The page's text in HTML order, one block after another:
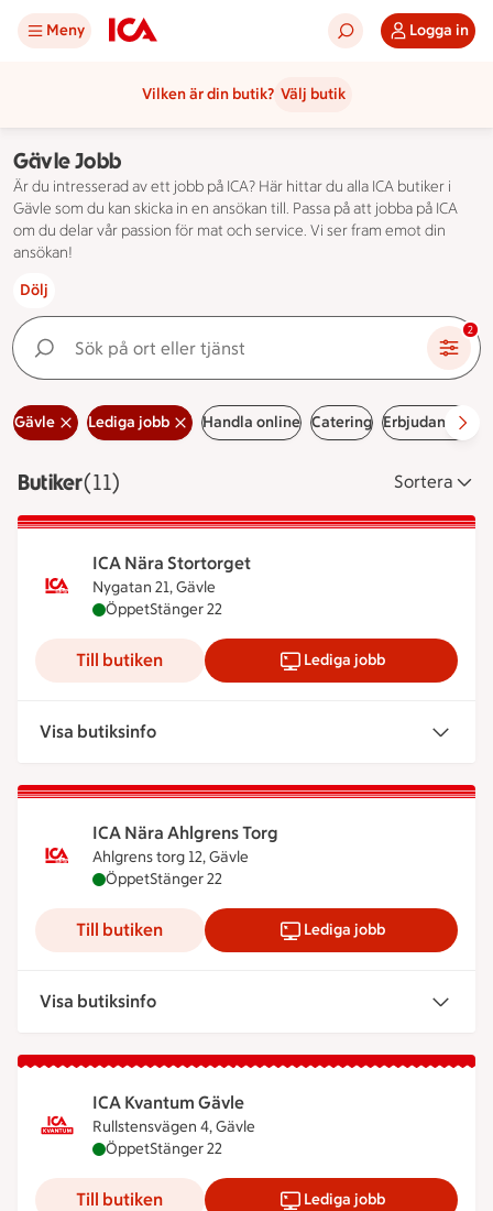
Meny Logga in
Vilken är din butik? Välj butik
Gävle Jobb
Dölj
Är du intresserad av ett jobb på ICA? Här hittar du alla ICA butiker i
Gävle som du kan skicka in en ansökan till. Passa på att jobba på ICA
om du delar vår passion för mat och service. Vi ser fram emot din
ansökan!
Sök på ort eller tjänst 2
Gävle Lediga jobb Handla online Catering Erbjudanden
ButikerVisar 11 stycken
(11) Sortera
ICA Nära Stortorget
Nygatan 21, Gävle
ICA Nära Stortorget är öppen nu, stänger klockan
ÖppetStänger 22
Till butiken Lediga jobb
Visa butiksinfo
ICA Nära Ahlgrens Torg
Ahlgrens torg 12, Gävle
ICA Nära Ahlgrens Torg är öppen nu, stänger
ÖppetStänger 22
Till butiken Lediga jobb
Visa butiksinfo
ICA Kvantum Gävle
Rullstensvägen 4, Gävle
ICA Kvantum Gävle är öppen nu, stänger klockan
ÖppetStänger 22
Till butiken Lediga jobb